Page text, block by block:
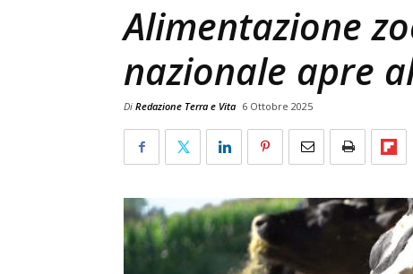
Alimentazione
nazionale apre
Di Redazione Terra e Vita 6 Ottobre 2025